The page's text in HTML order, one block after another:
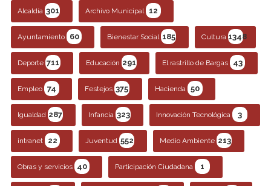
Alcaldía 301 Archivo Municipal 12
Ayuntamiento 60 Bienestar Social 185 Cultura 1348
Deporte 711 Educación 291 El rastrillo de Bargas 43
Empleo 74 Festejos 375 Hacienda 50
Igualdad 287 Infancia 323 Innovación Tecnológica 3
intranet 22 Juventud 552 Medio Ambiente 213
Obras y servicios 40 Participación Ciudadana 1